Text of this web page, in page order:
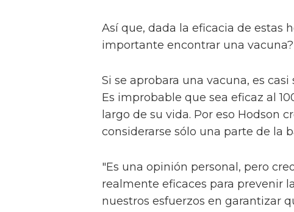
Así que, dada la eficacia de estas
importante encontrar una vacuna?
Si se aprobara una vacuna, es
Es improbable que sea eficaz al
largo de su vida. Por eso Hodson
considerarse sólo una parte de la
"Es una opinión personal, pero
realmente eficaces para prevenir
nuestros esfuerzos en garantizar